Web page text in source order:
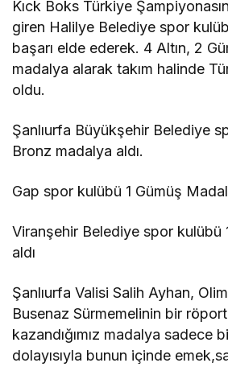
Kıck Boks Türkiye
giren Halilye Belediye spor
başarı elde ederek. 4 Altın, 2
madalya alarak takım halinde
oldu.
Şanlıurfa Büyükşehir Belediye
Bronz madalya aldı.
Gap spor kulübü 1 Gümüş
Viranşehir Belediye spor kulübü
aldı
Şanlıurfa Valisi Salih Ayhan,
Busenaz Sürmemelinin bir
kazandığımız madalya sadece
dolayısıyla bunun içinde